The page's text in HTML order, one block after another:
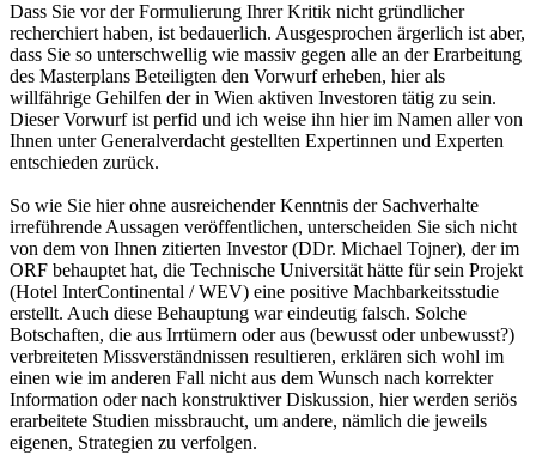
Dass Sie vor der Formulierung Ihrer Kritik nicht gründlicher
recherchiert haben, ist bedauerlich. Ausgesprochen ärgerlich ist aber,
dass Sie so unterschwellig wie massiv gegen alle an der Erarbeitung
des Masterplans Beteiligten den Vorwurf erheben, hier als
willfährige Gehilfen der in Wien aktiven Investoren tätig zu sein.
Dieser Vorwurf ist perfid und ich weise ihn hier im Namen aller von
Ihnen unter Generalverdacht gestellten Expertinnen und Experten
entschieden zurück.
So wie Sie hier ohne ausreichender Kenntnis der Sachverhalte
irreführende Aussagen veröffentlichen, unterscheiden Sie sich nicht
von dem von Ihnen zitierten Investor (DDr. Michael Tojner), der im
ORF behauptet hat, die Technische Universität hätte für sein Projekt
(Hotel InterContinental / WEV) eine positive Machbarkeitsstudie
erstellt. Auch diese Behauptung war eindeutig falsch. Solche
Botschaften, die aus Irrtümern oder aus (bewusst oder unbewusst?)
verbreiteten Missverständnissen resultieren, erklären sich wohl im
einen wie im anderen Fall nicht aus dem Wunsch nach korrekter
Information oder nach konstruktiver Diskussion, hier werden seriös
erarbeitete Studien missbraucht, um andere, nämlich die jeweils
eigenen, Strategien zu verfolgen.